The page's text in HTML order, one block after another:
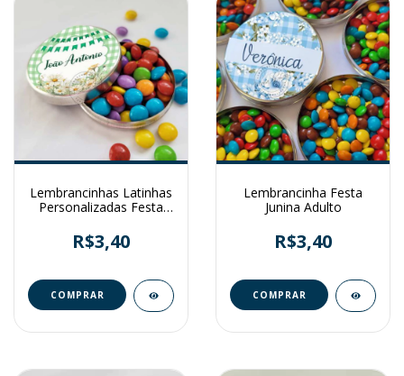
Lembrancinhas Latinhas
Personalizadas Festa
R$3,40
Lembrancinha Festa
Junina Adulto
R$3,40